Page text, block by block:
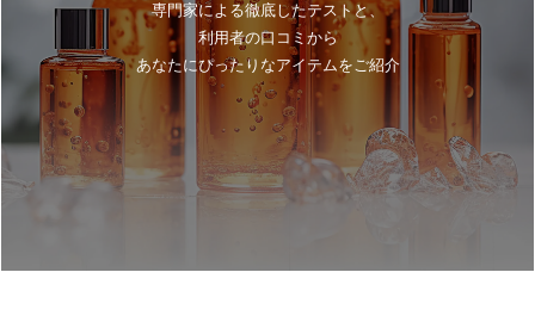
専門家による徹底したテストと、
利用者の口コミから
あなたにぴったりなアイテムをご紹介